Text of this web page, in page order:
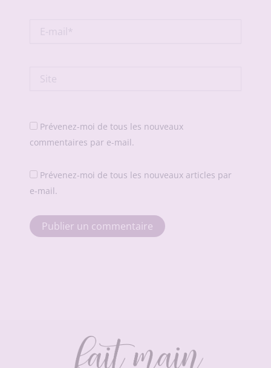
mail*
Prévenez-moi de tous les nouveaux
commentaires par e-mail.
Prévenez-moi de tous les nouveaux articles par
e-mail.